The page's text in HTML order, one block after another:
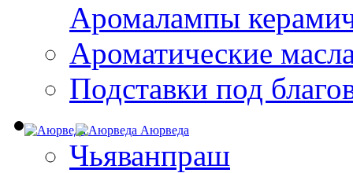
Aромалампы
Ароматические
Подставки под
Аюрведа
Чьяванпраш